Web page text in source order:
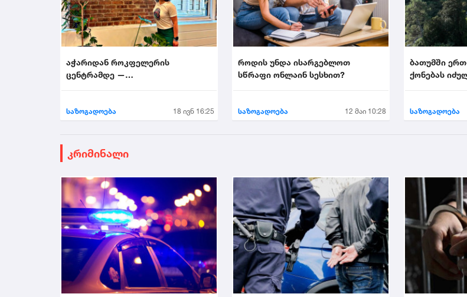
აჭარიდან როკფელერის
ცენტრამდე —
საზოგადოება 18 ივნ 16:25
როდის უნდა ისარგებლოთ
სწრაფი ონლაინ სესხით?
საზოგადოება 12 მაი 10:28
ბათუმში
ქონებას
საზოგადოება
კრიმინალი